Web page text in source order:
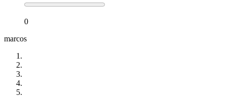
0
marcos